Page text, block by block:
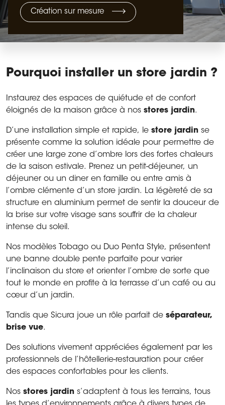
Création sur mesure
Pourquoi installer un store jardin ?
Instaurez des espaces de quiétude et de confort
éloignés de la maison grâce à nos stores jardin.
D’une installation simple et rapide, le store jardin se
présente comme la solution idéale pour permettre de
créer une large zone d’ombre lors des fortes chaleurs
de la saison estivale. Prenez un petit-déjeuner, un
déjeuner ou un diner en famille ou entre amis à
l’ombre clémente d’un store jardin. La légèreté de sa
structure en aluminium permet de sentir la douceur de
la brise sur votre visage sans souffrir de la chaleur
intense du soleil.
Nos modèles Tobago ou Duo Penta Style, présentent
une banne double pente parfaite pour varier
l’inclinaison du store et orienter l’ombre de sorte que
tout le monde en profite à la terrasse d’un café ou au
cœur d’un jardin.
Tandis que Sicura joue un rôle parfait de séparateur,
brise vue.
Des solutions vivement appréciées également par les
professionnels de l’hôtellerie-restauration pour créer
des espaces confortables pour les clients.
Nos stores jardin s’adaptent à tous les terrains, tous